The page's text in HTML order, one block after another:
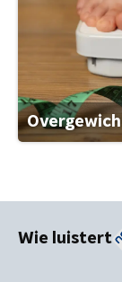
Wie luistert